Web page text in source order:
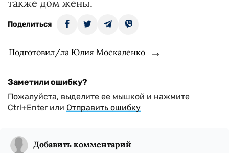
также дом жены.
Поделиться
Подготовил/ла Юлия Москаленко
Заметили ошибку?
Пожалуйста, выделите ее мышкой и нажмите
Ctrl+Enter или Отправить ошибку
Добавить комментарий